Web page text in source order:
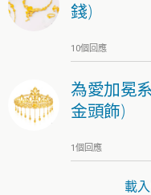
錢)
10個回應
為愛加冕
金頭飾)
1個回應
載